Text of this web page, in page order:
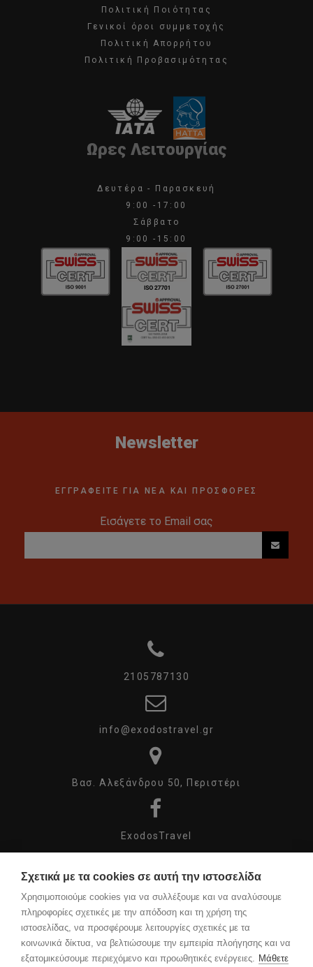
Πολιτική Ποιότητας
Γενικοί όροι συμμετοχής
Πολιτική Απορρήτου
Πολιτική Προβασιμότητας
Ωρες Λειτουργίας
Δευτέρα - Παρασκευή
9:00 -17:00
Σάββατο
9:00 -15:00
Newsletter
ΕΓΓΡΑΦΕΙΤΕ ΓΙΑ ΝΕΑ ΚΑΙ ΠΡΟΣΦΟΡΕΣ
Εισάγετε το Email σας
2105787130
info@exodostravel.gr
Βασ. Αλεξάνδρου 50, Περιστέρι
ExodosTravel
COPYRIGHT ©
Σχετικά με τα cookies σε αυτή την ιστοσελίδα
Χρησιμοποιούμε cookies για να συλλέξουμε και να αναλύσουμε
πληροφορίες σχετικές με την απόδοση και τη χρήση της
ιστοσελίδας, να προσφέρουμε λειτουργίες σχετικές με τα
κοινωνικά δίκτυα, να βελτιώσουμε την εμπειρία πλοήγησης και να
εξατομικεύσουμε περιεχόμενο και προωθητικές ενέργειες. Μάθετε